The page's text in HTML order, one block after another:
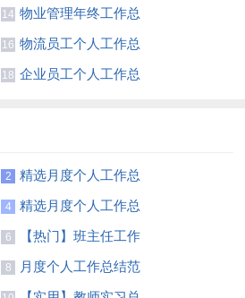
(合集15篇)
14 物业管理年终工作总
结合集15篇
16 物流员工个人工作总
结13篇
18 企业员工个人工作总
2
精选月度个人工作总
结锦集6篇
4
精选月度个人工作总
结模板集合五篇
6
【热门】班主任工作
总结模板汇总7篇
8
月度个人工作总结范
文锦集5篇